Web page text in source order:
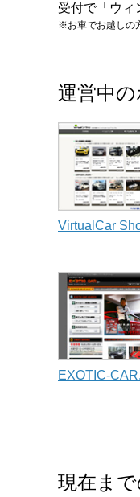
受付で「ウィ
※お車でお越しの
運営中
VirtualCar
EXOTIC-
現在ま